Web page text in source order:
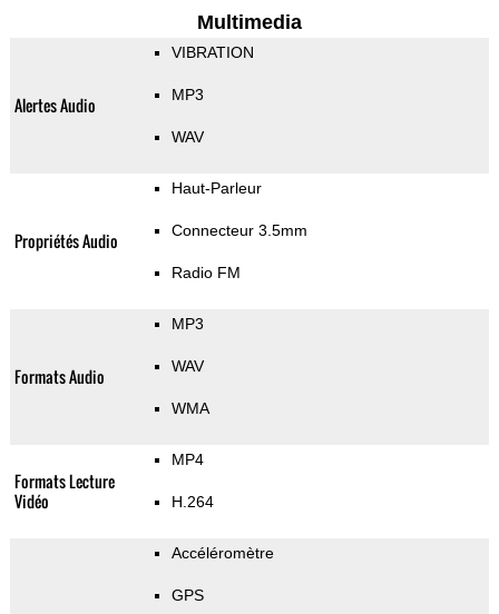
Multimedia
Alertes Audio
VIBRATION
MP3
WAV
Propriétés Audio
Haut-Parleur
Connecteur 3.5mm
Radio FM
Formats Audio
MP3
WAV
WMA
Formats Lecture
Vidéo
MP4
H.264
Accéléromètre
GPS